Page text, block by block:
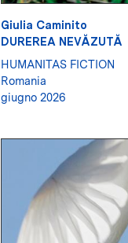
Giulia Caminito
DUREREA NEVĂZUTĂ
HUMANITAS FICTION
Romania
giugno 2026